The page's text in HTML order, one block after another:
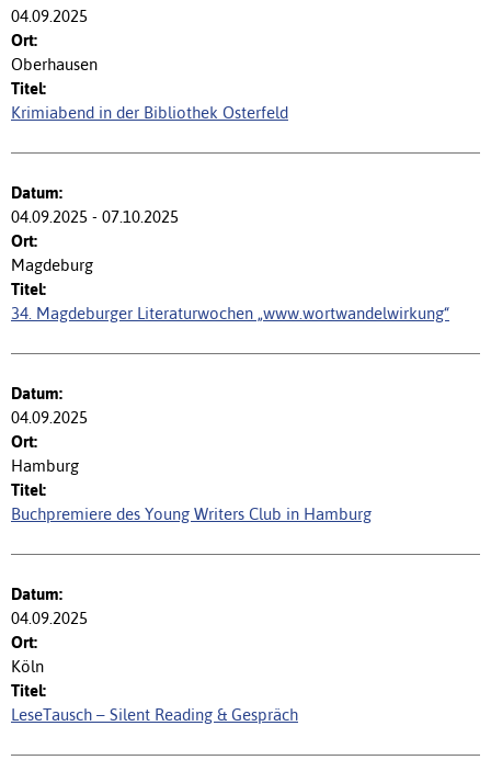
04.09.2025
Oberhausen
Krimiabend in der Bibliothek Osterfeld
04.09.2025 - 07.10.2025
Magdeburg
34. Magdeburger Literaturwochen „www.wortwandelwirkung“
04.09.2025
Hamburg
Buchpremiere des Young Writers Club in Hamburg
04.09.2025
Köln
LeseTausch – Silent Reading & Gespräch